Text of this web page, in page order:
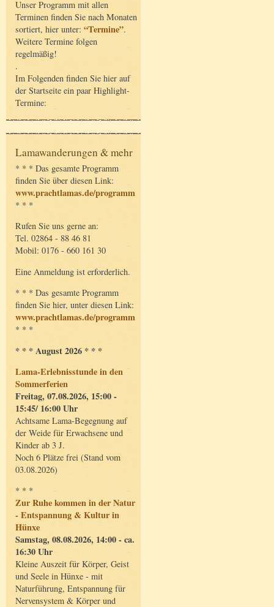
Unser Programm mit allen
Terminen finden Sie nach Monaten
sortiert, hier unter: “Termine”.
Weitere Termine folgen
regelmäßig!
.
Im Folgenden finden Sie hier auf
der Startseite ein paar Highlight-
Termine:
Lamawanderungen & mehr
* * * Das gesamte Programm
finden Sie über diesen Link:
www.prachtlamas.de/programm
* * *
Rufen Sie uns gerne an:
Tel. 02864 - 88 46 81
Mobil: 0176 - 660 161 30
Eine Anmeldung ist erforderlich.
* * * Das gesamte Programm
finden Sie hier, unter diesen Link:
www.prachtlamas.de/programm
* * *
* * * August 2026 * * *
Lama-Erlebnisstunde in den
Sommerferien
Freitag, 07.08.2026, 15:00 -
15:45/ 16:00 Uhr
Achtsame Lama-Begegnung auf
der Weide für Erwachsene und
Kinder ab 3 J.
Noch 6 Plätze frei (Stand vom
03.08.2026)
* * *
Zur Ruhe kommen in der Natur
- Entspannung & Kultur in
Hünxe
Samstag, 08.08.2026, 14:00 - ca.
16:30 Uhr
Kleine Auszeit für Körper, Geist
und Seele in Hünxe - mit
Naturführung, Entspannung für
Nervensystem & Körper und